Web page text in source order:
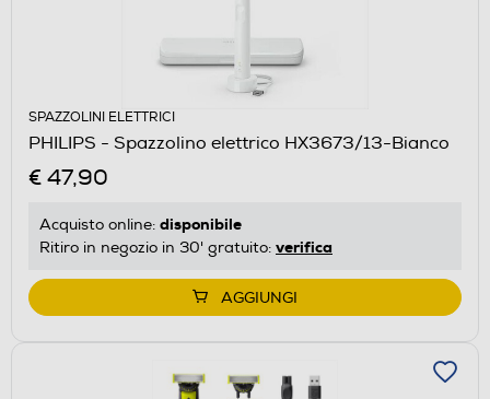
SPAZZOLINI ELETTRICI
PHILIPS - Spazzolino elettrico HX3673/13-Bianco
€ 47,90
Acquisto online: disponibile
Ritiro in negozio in 30' gratuito: verifica
AGGIUNGI